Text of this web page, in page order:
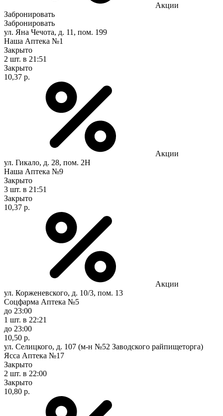
Акции
Забронировать
Забронировать
ул. Яна Чечота, д. 11, пом. 199
Наша Аптека №1
Закрыто
2 шт. в 21:51
Закрыто
10,37 р.
Акции
ул. Гикало, д. 28, пом. 2Н
Наша Аптека №9
Закрыто
3 шт. в 21:51
Закрыто
10,37 р.
Акции
ул. Корженевского, д. 10/3, пом. 13
Соцфарма Аптека №5
до 23:00
1 шт. в 22:21
до 23:00
10,50 р.
ул. Селицкого, д. 107 (м-н №52 Заводского райпищеторга)
Ясса Аптека №17
Закрыто
2 шт. в 22:00
Закрыто
10,80 р.